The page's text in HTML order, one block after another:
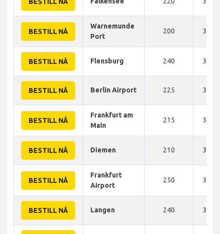
BESTILL NÅ
Warnemunde
Port
200 330
BESTILL NÅ Flensburg 240 340
BESTILL NÅ Berlin Airport 225 345
BESTILL NÅ
Frankfurt am
Main
215 365
BESTILL NÅ Diemen 210 375
BESTILL NÅ
Frankfurt
Airport
250 380
BESTILL NÅ Langen 240 390